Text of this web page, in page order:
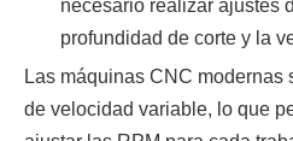
necesario realizar ajustes
profundidad de corte y la
Las máquinas CNC
de velocidad variable, lo que